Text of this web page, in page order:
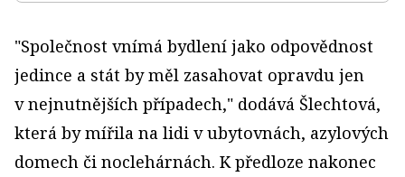
"Společnost vnímá bydlení jako odpovědnost
jedince a stát by měl zasahovat opravdu jen
v nejnutnějších případech," dodává Šlechtová,
která by mířila na lidi v ubytovnách, azylových
domech či noclehárnách. K předloze nakonec